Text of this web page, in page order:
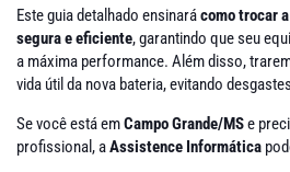
Este guia detalhado ensinarácomo trocar
segura e eficiente, garantindo que seu
a máxima performance. Além disso,
vida útil da nova bateria, evitando
Se você está emCampo Grande/MSe
profissional, aAssistence Informática